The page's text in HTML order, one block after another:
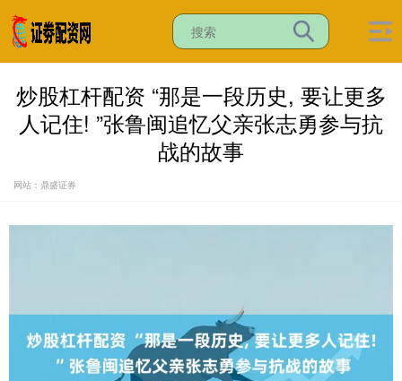
炒股杠杆配资 “那是一段历史, 要让更多
人记住! ”张鲁闽追忆父亲张志勇参与抗
战的故事
网站：鼎盛证券